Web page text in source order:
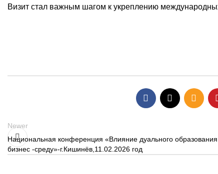
Визит стал важным шагом к укреплению
Newer
Национальная конференция «Влияние дуального
бизнес -среду»-г.Кишинёв,11.02.2026 год